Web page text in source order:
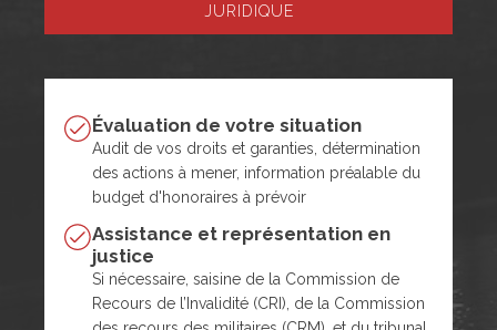
JURIDIQUE
Évaluation de votre situation
Audit de vos droits et garanties, détermination
des actions à mener, information préalable du
budget d'honoraires à prévoir
Assistance et représentation en
justice
Si nécessaire, saisine de la Commission de
Recours de l’Invalidité (CRI), de la Commission